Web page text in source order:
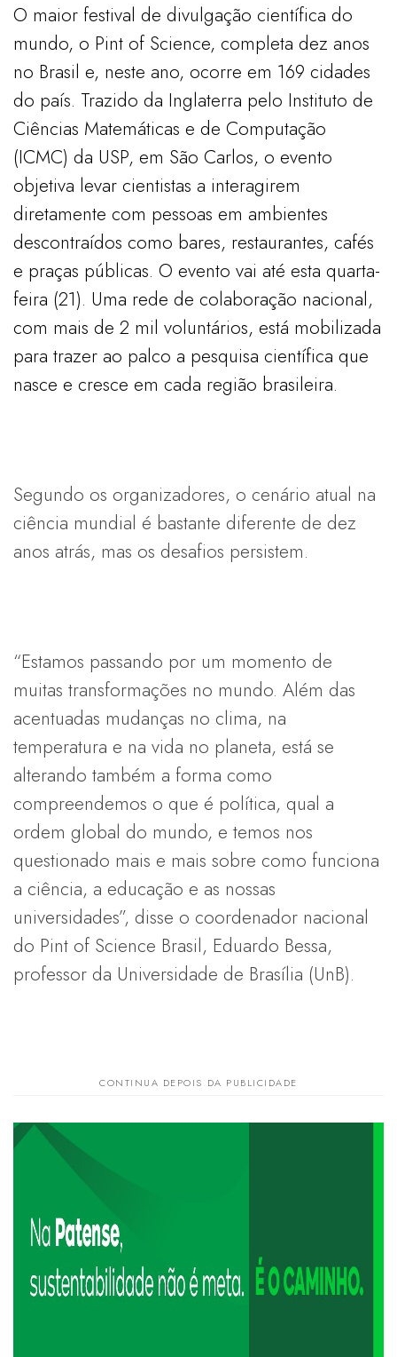
O maior festival de divulgação científica do
mundo, o Pint of Science, completa dez anos
no Brasil e, neste ano, ocorre em 169 cidades
do país. Trazido da Inglaterra pelo Instituto de
Ciências Matemáticas e de Computação
(ICMC) da USP, em São Carlos, o evento
objetiva levar cientistas a interagirem
diretamente com pessoas em ambientes
descontraídos como bares, restaurantes, cafés
e praças públicas. O evento vai até esta quarta-
feira (21). Uma rede de colaboração nacional,
com mais de 2 mil voluntários, está mobilizada
para trazer ao palco a pesquisa científica que
nasce e cresce em cada região brasileira.
Segundo os organizadores, o cenário atual na
ciência mundial é bastante diferente de dez
anos atrás, mas os desafios persistem.
“Estamos passando por um momento de
muitas transformações no mundo. Além das
acentuadas mudanças no clima, na
temperatura e na vida no planeta, está se
alterando também a forma como
compreendemos o que é política, qual a
ordem global do mundo, e temos nos
questionado mais e mais sobre como funciona
a ciência, a educação e as nossas
universidades”, disse o coordenador nacional
do Pint of Science Brasil, Eduardo Bessa,
professor da Universidade de Brasília (UnB).